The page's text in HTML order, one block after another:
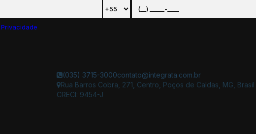
(035) 3715-3000contato@integrata.com.br
Rua Barros Cobra, 271, Centro, Poços de Caldas, MG, Brasil
CRECI: 9454-J